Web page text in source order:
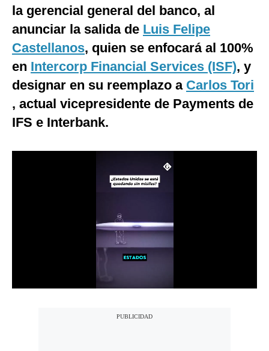
Mundo
EEUU
México
España
Internacional
Tecnología
Club del Suscriptor
la gerencial general del banco, al
anunciar la salida de Luis Felipe
Castellanos, quien se enfocará al 100%
en Intercorp Financial Services (ISF), y
designar en su reemplazo a Carlos Tori
, actual vicepresidente de Payments de
IFS e Interbank.